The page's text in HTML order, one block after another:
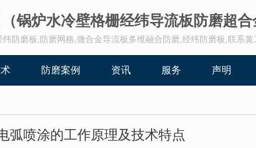
锅炉水冷壁格栅经纬导流板防磨超合
防磨板,防磨网格,微合金导流板多维融合防磨,经纬防磨板,联系黄
防磨案例 资讯 服务 声明
弧喷涂的工作原理及技术特点